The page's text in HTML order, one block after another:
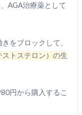
AGA治療薬として
をブロックして、
トステロン）の生
円から購入するこ